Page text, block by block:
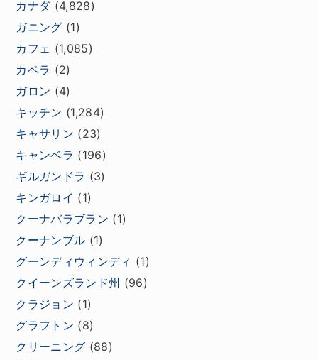
カナダ(4,828)
ガニング (1)
カフェ (1,085)
カペラ (2)
ガロン (4)
キッチン (1,284)
キャサリン (23)
キャンベラ (196)
ギルガンドラ (3)
キンガロイ (1)
クーナバラブラン (1)
クーナンブル (1)
グーンディウィンディ (1)
クイーンズランド州 (96)
クラジョン (1)
グラフトン (8)
クリーニング (88)